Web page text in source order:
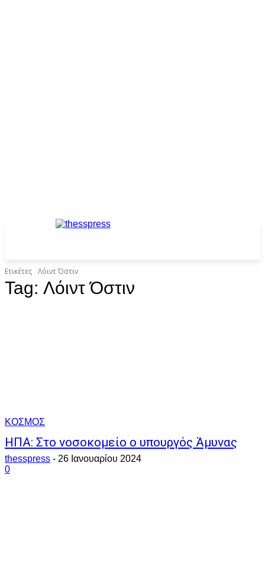
Ετικέτες Λόιντ Όστιν
Tag: Λόιντ Όστιν
ΚΟΣΜΟΣ
ΗΠΑ: Στο νοσοκομείο ο υπουργός Άμυνας
thesspress - 26 Ιανουαρίου 2024
0